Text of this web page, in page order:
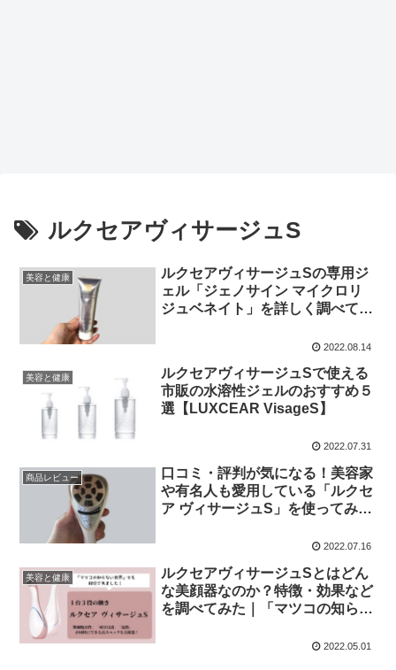
ルクセアヴィサージュS
美容と健康
ルクセアヴィサージュSの専用ジ
ェル「ジェノサイン マイクロリ
ジュベネイト」を詳しく調べてみ
2022.08.14
美容と健康
ルクセアヴィサージュSで使える
市販の水溶性ジェルのおすすめ５
選【LUXCEAR VisageS】
2022.07.31
商品レビュー
口コミ・評判が気になる！美容家
や有名人も愛用している「ルクセ
ア ヴィサージュS」を使ってみま
2022.07.16
美容と健康
ルクセアヴィサージュSとはどん
な美顔器なのか？特徴・効果など
を調べてみた｜「マツコの知らな
2022.05.01